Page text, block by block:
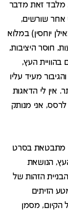
מלבד זאת מדבר
אחר שורשים,
יוחסין) במלוא
חוסר היציבות,
בהוויית העץ,
מעיד עליו
אין לי הדאגות
אני מנותק
מתבטאת בסרט
הנושאת
הזהות של
הזיתים
הקיום, מסמן